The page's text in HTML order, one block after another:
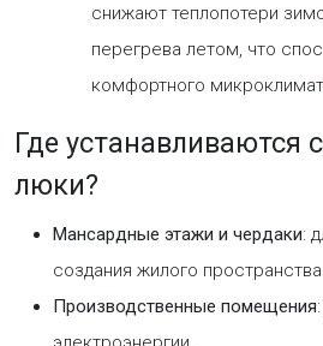
снижают теплопотери
перегрева летом, что
комфортного
Где устанавливаются
люки?
Мансардные этажи и чердаки:
создания жилого
Производственные помещения